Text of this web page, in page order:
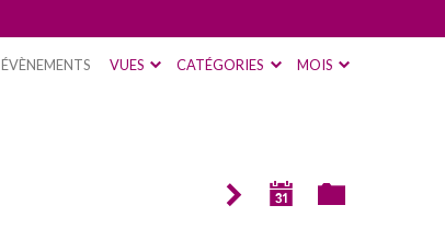
ÉVÈNEMENTS VUES CATÉGORIES MOIS